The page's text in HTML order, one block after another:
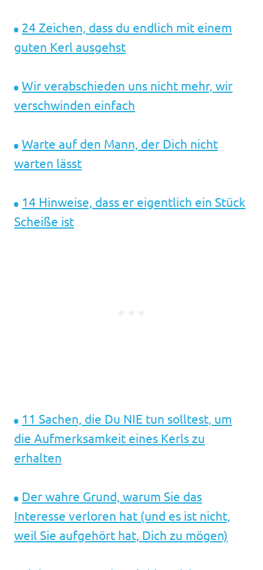
24 Zeichen, dass du endlich mit einem
guten Kerl ausgehst
Wir verabschieden uns nicht mehr, wir
verschwinden einfach
Warte auf den Mann, der Dich nicht
warten lässt
14 Hinweise, dass er eigentlich ein Stück
Scheiße ist
11 Sachen, die Du NIE tun solltest, um
die Aufmerksamkeit eines Kerls zu
erhalten
Der wahre Grund, warum Sie das
Interesse verloren hat (und es ist nicht,
weil Sie aufgehört hat, Dich zu mögen)